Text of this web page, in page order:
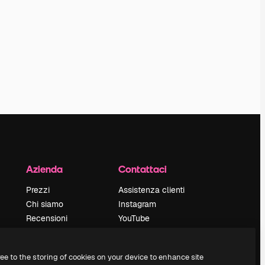
Azienda
Prezzi
Chi siamo
Recensioni
Blog
Contattaci
Assistenza clienti
Instagram
YouTube
Discord
to the storing of cookies on your device to enhance site